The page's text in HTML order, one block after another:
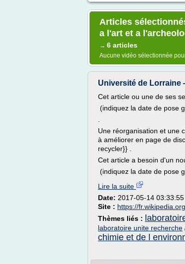
Articles
a l'art et a
→ 6 articles
Aucune vidéo sélectionnée
Université de Lorraine
Cet article ou une de ses
(indiquez la date de pose
Une réorganisation et une
à améliorer en page de
recycler}} .
Cet article a besoin d'un
(indiquez la date de pose
Lire la suite
Date: 2017-05-14 03:33:55
Site : https://fr.wikipedia.org
Thèmes liés :
laboratoire unite recherche
chimie et de l